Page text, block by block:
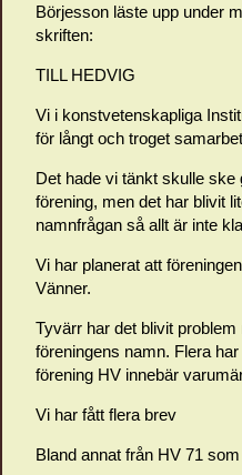
Börjesson läste upp under
skriften:
TILL HEDVIG
Vi i konstvetenskapliga
för långt och troget
Det hade vi tänkt skulle ske
förening, men det har blivit
namnfrågan så allt är inte
Vi har planerat att
Vänner.
Tyvärr har det blivit
föreningens namn. Flera
förening HV innebär
Vi har fått flera brev
Bland annat från HV 71